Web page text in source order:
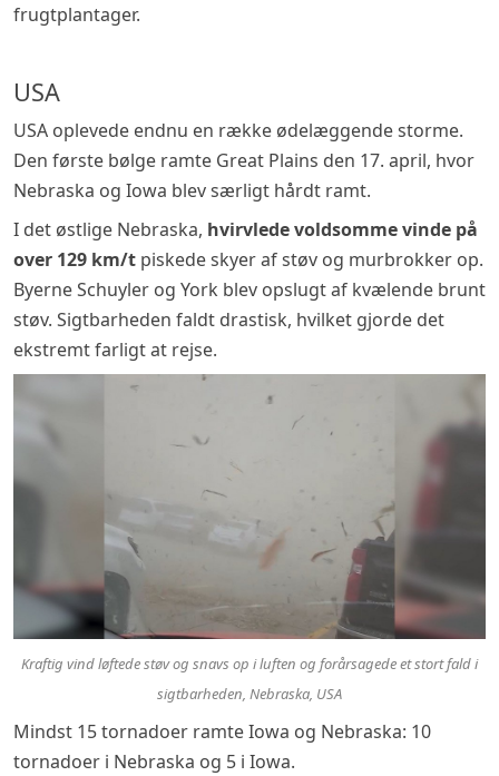
frugtplantager.
USA
USA oplevede endnu en række ødelæggende storme.
Den første bølge ramte Great Plains den 17. april, hvor
Nebraska og Iowa blev særligt hårdt ramt.
I det østlige Nebraska, hvirvlede voldsomme vinde på
over 129 km/t piskede skyer af støv og murbrokker op.
Byerne Schuyler og York blev opslugt af kvælende brunt
støv. Sigtbarheden faldt drastisk, hvilket gjorde det
ekstremt farligt at rejse.
Kraftig vind løftede støv og snavs op i luften og forårsagede et stort fald i
sigtbarheden, Nebraska, USA
Mindst 15 tornadoer ramte Iowa og Nebraska: 10
tornadoer i Nebraska og 5 i Iowa.